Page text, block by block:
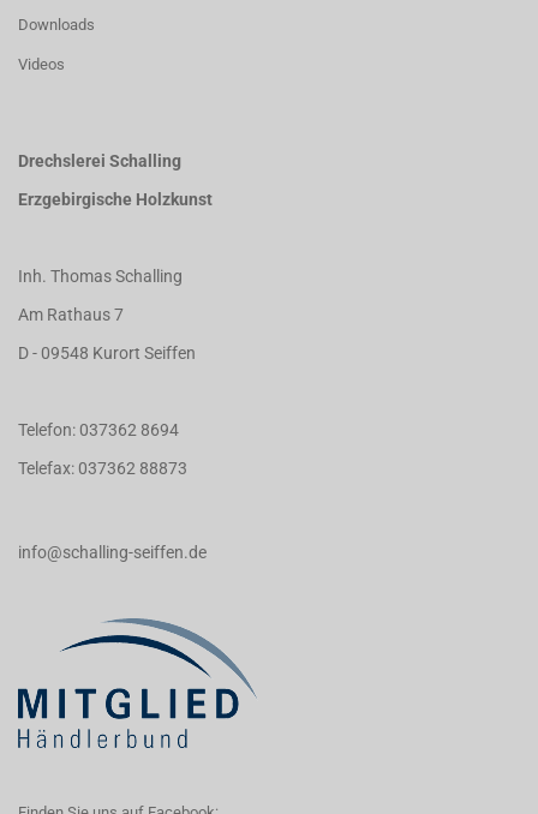
Downloads
Videos
Drechslerei Schalling
Erzgebirgische Holzkunst
Inh. Thomas Schalling
Am Rathaus 7
D - 09548 Kurort Seiffen
Telefon: 037362 8694
Telefax: 037362 88873
info@schalling-seiffen.de